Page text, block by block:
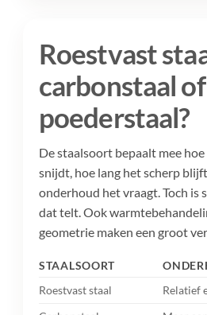
Roestvast
carbonstaal of
poederstaal?
De staalsoort bepaalt mee hoe
snijdt, hoe lang het scherp
onderhoud het vraagt. Toch is
dat telt. Ook
geometrie maken een groot
STAALSOORT
Roestvast staal
Relatief